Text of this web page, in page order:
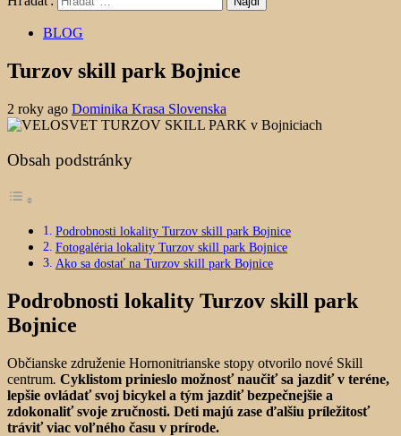
BLOG
Turzov skill park Bojnice
2 roky ago Dominika Krasa Slovenska
Obsah podstránky
Podrobnosti lokality Turzov skill park Bojnice
Fotogaléria lokality Turzov skill park Bojnice
Ako sa dostať na Turzov skill park Bojnice
Podrobnosti lokality Turzov skill park
Bojnice
Občianske združenie Hornonitrianske stopy otvorilo nové Skill
centrum. Cyklistom prinieslo možnosť naučiť sa jazdiť v teréne,
lepšie ovládať svoj bicykel a tým jazdiť bezpečnejšie a
zdokonaliť svoje zručnosti. Deti majú zase ďalšiu príležitosť
tráviť viac voľného času v prírode.